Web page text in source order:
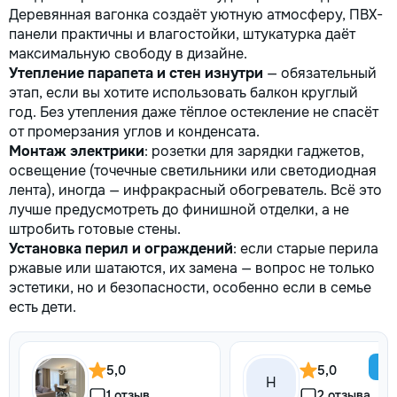
Деревянная вагонка создаёт уютную атмосферу, ПВХ-
панели практичны и влагостойки, штукатурка даёт
максимальную свободу в дизайне.
Утепление парапета и стен изнутри — обязательный
этап, если вы хотите использовать балкон круглый
год. Без утепления даже тёплое остекление не спасёт
от промерзания углов и конденсата.
Монтаж электрики: розетки для зарядки гаджетов,
освещение (точечные светильники или светодиодная
лента), иногда — инфракрасный обогреватель. Всё это
лучше предусмотреть до финишной отделки, а не
штробить готовые стены.
Установка перил и ограждений: если старые перила
ржавые или шатаются, их замена — вопрос не только
эстетики, но и безопасности, особенно если в семье
есть дети.
5,0
Н
5,0